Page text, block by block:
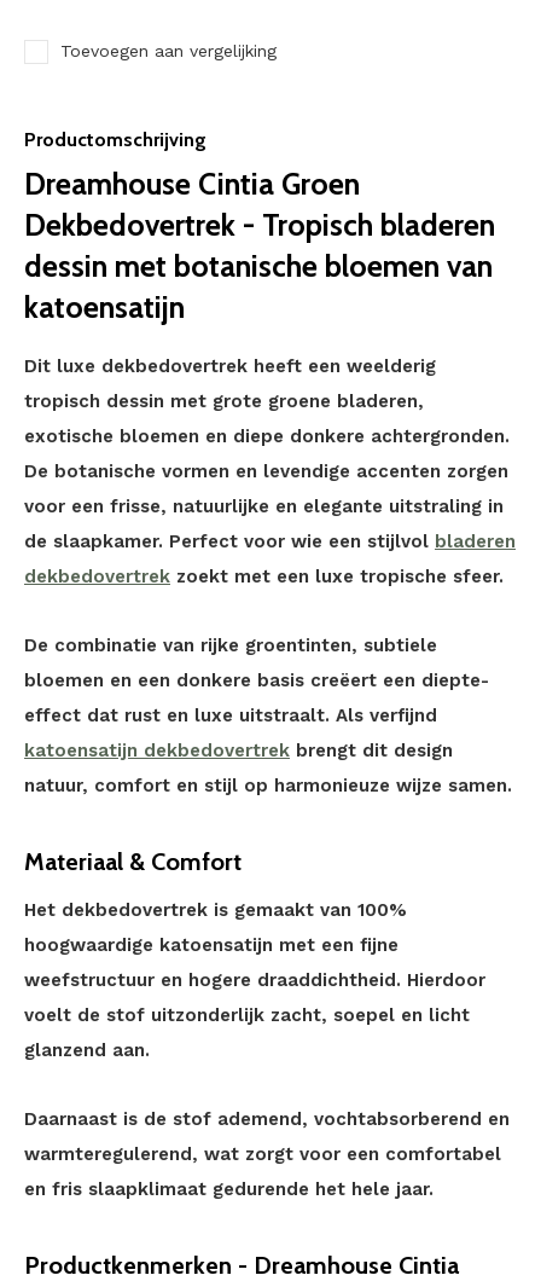
Toevoegen aan vergelijking
Productomschrijving
Dreamhouse Cintia Groen
Dekbedovertrek - Tropisch bladeren
dessin met botanische bloemen van
katoensatijn
Dit luxe dekbedovertrek heeft een weelderig
tropisch dessin met grote groene bladeren,
exotische bloemen en diepe donkere achtergronden.
De botanische vormen en levendige accenten zorgen
voor een frisse, natuurlijke en elegante uitstraling in
de slaapkamer. Perfect voor wie een stijlvol bladeren
dekbedovertrek zoekt met een luxe tropische sfeer.
De combinatie van rijke groentinten, subtiele
bloemen en een donkere basis creëert een diepte-
effect dat rust en luxe uitstraalt. Als verfijnd
katoensatijn dekbedovertrek brengt dit design
natuur, comfort en stijl op harmonieuze wijze samen.
Materiaal & Comfort
Het dekbedovertrek is gemaakt van 100%
hoogwaardige katoensatijn met een fijne
weefstructuur en hogere draaddichtheid. Hierdoor
voelt de stof uitzonderlijk zacht, soepel en licht
glanzend aan.
Daarnaast is de stof ademend, vochtabsorberend en
warmteregulerend, wat zorgt voor een comfortabel
en fris slaapklimaat gedurende het hele jaar.
Productkenmerken - Dreamhouse Cintia